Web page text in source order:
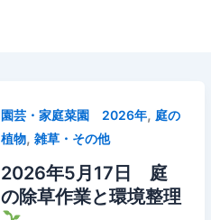
園芸・家庭菜園 2026年, 庭の
植物,雑草・その他
2026年5月17日 庭
の除草作業と環境整理